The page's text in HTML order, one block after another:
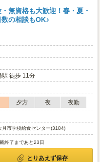
・無資格も大歓迎！春・夏・
の相談もOK♪
駅 徒歩 11分
夕方 夜
夜勤
月市学校給食センター(3184)
終了まであと23日
とりあえず保存